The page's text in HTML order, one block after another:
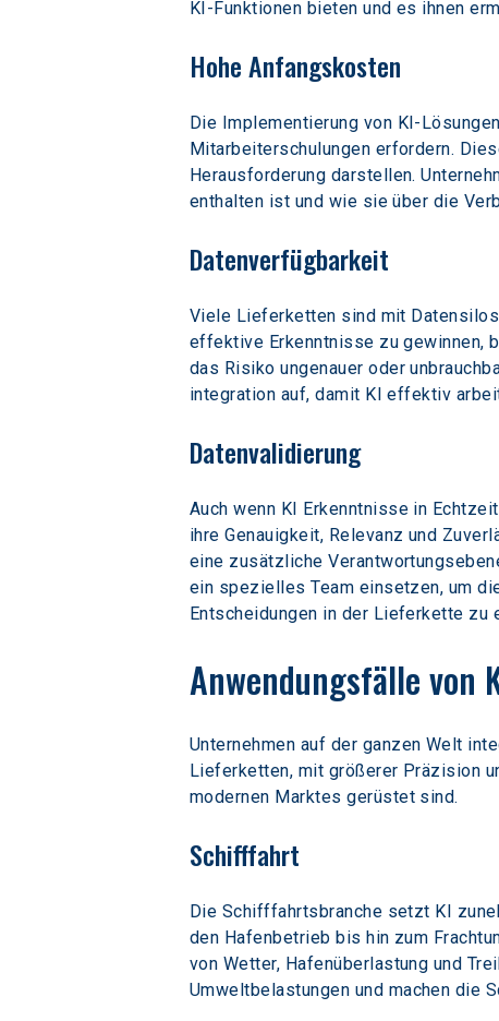
KI-Funktionen bieten und es ihnen
Hohe Anfangskosten
Die Implementierung von KI-
Mitarbeiterschulungen erfordern.
Herausforderung darstellen.
enthalten ist und wie sie über die
Datenverfügbarkeit
Viele Lieferketten sind mit
effektive Erkenntnisse zu gewinnen,
das Risiko ungenauer oder
integration auf, damit KI effektiv
Datenvalidierung
Auch wenn KI Erkenntnisse in
ihre Genauigkeit, Relevanz und
eine zusätzliche
ein spezielles Team einsetzen, um
Entscheidungen in der Lieferkette zu
Anwendungsfälle
Unternehmen auf der ganzen Welt
Lieferketten, mit größerer Präzision
modernen Marktes gerüstet sind.
Schifffahrt
Die Schifffahrtsbranche setzt KI
den Hafenbetrieb bis hin zum
von Wetter, Hafenüberlastung und
Umweltbelastungen und machen die